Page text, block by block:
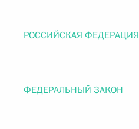
РОССИЙСКАЯ ФЕДЕРАЦИЯ
ФЕДЕРАЛЬНЫЙ ЗАКОН